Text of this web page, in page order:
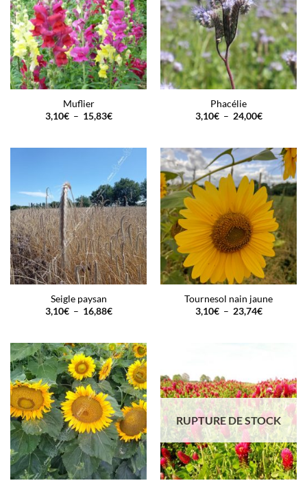
Muflier
3,10€ – 15,83€Plage
à
15,83€
Phacélie
3,10€ – 24,00€Plage
à
24,00€
Seigle paysan
3,10€ – 16,88€Plage
à
16,88€
Tournesol nain jaune
3,10€ – 23,74€Plage
RUPTURE DE STOCK